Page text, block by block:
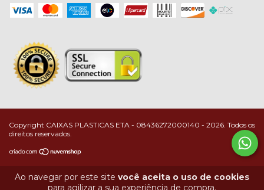
Ao navegar por este site você aceita o uso de cookies
para agilizar a sua experiência de compra.
Copyright CAIXAS PLASTICAS ETA - 08436272000140 - 2026. Todos os
direitos reservados.